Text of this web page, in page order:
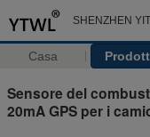
SHENZHEN
Casa
Sensore del
20mA GPS per i